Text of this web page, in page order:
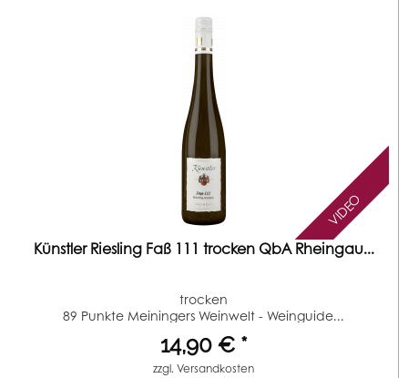
VIDEO
Künstler Riesling Faß 111 trocken QbA Rheingau...
trocken
89 Punkte Meiningers Weinwelt - Weinguide...
14,90 € *
zzgl.Versandkosten